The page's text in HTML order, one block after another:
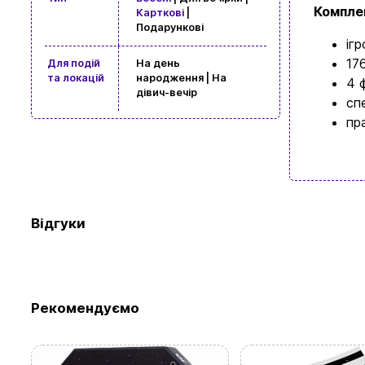
Карткові|
Подарункові
Для подій
та локацій
На день
народження | На
дівич-вечір
4
Відгуки
Рекомендуємо